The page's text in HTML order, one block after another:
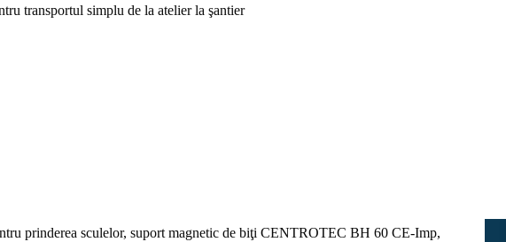
transportul simplu de la atelier la şantier
prinderea sculelor, suport magnetic de biţi CENTROTEC BH 60 CE-Imp,